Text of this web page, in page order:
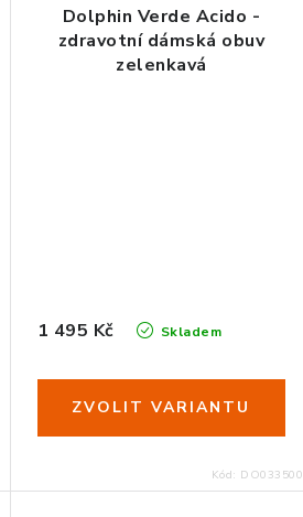
Dolphin Verde Acido -
zdravotní dámská obuv
zelenkavá
Skladem
1 495 Kč
Kód: DO033500